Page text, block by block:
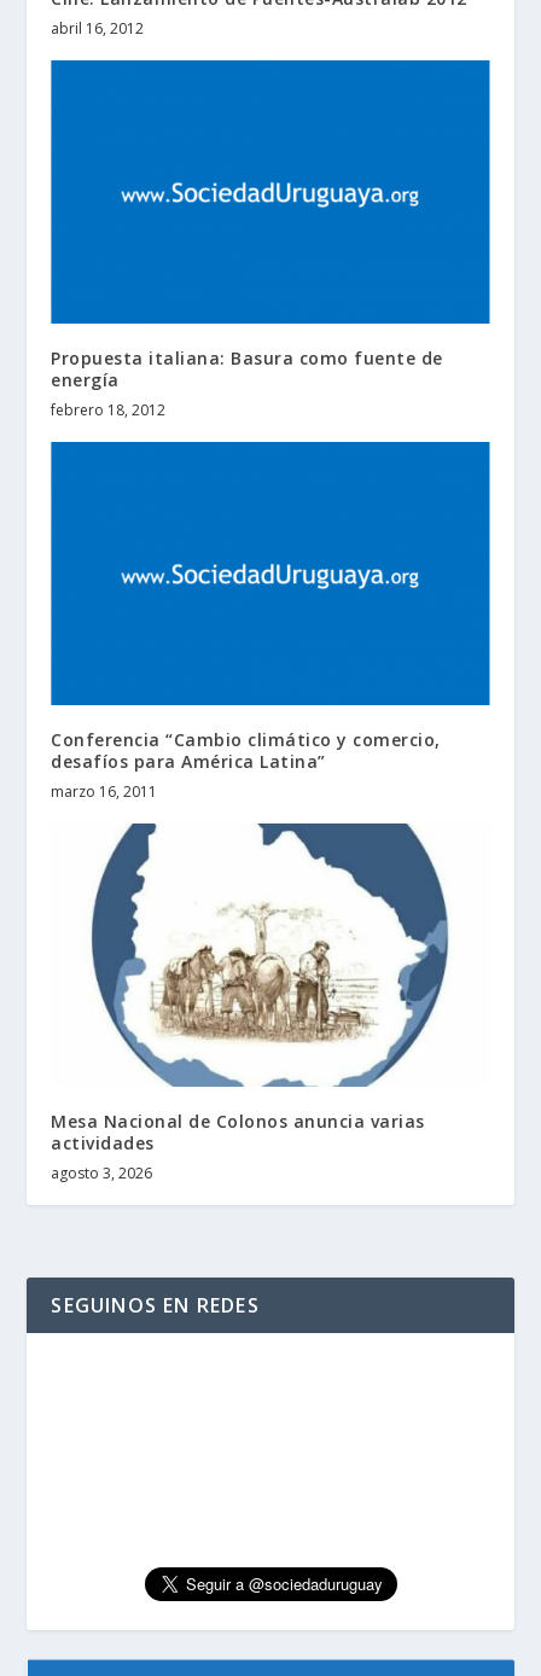
abril 16, 2012
Propuesta italiana: Basura como fuente de
energía
febrero 18, 2012
Conferencia “Cambio climático y comercio,
desafíos para América Latina”
marzo 16, 2011
Mesa Nacional de Colonos anuncia varias
actividades
agosto 3, 2026
SEGUINOS EN REDES